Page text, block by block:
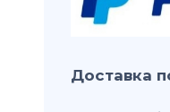
Доставка